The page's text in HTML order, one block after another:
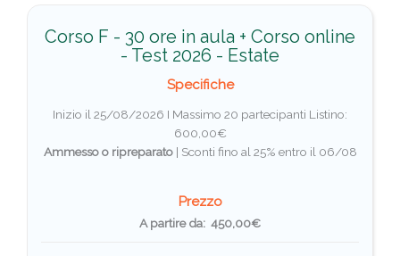
Corso F - 30 ore in aula + Corso online
- Test 2026 - Estate
Specifiche
Inizio il 25/08/2026 I Massimo 20 partecipanti Listino:
600,00€
Ammesso o ripreparato| Sconti fino al 25% entro il 06/08
Prezzo
A partire da: 450,00€